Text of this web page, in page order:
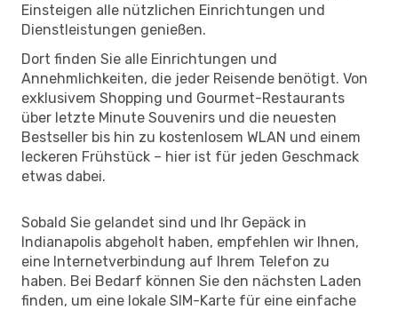
Einsteigen alle nützlichen Einrichtungen und
Dienstleistungen genießen.
Dort finden Sie alle Einrichtungen und
Annehmlichkeiten, die jeder Reisende benötigt. Von
exklusivem Shopping und Gourmet-Restaurants
über letzte Minute Souvenirs und die neuesten
Bestseller bis hin zu kostenlosem WLAN und einem
leckeren Frühstück – hier ist für jeden Geschmack
etwas dabei.
Sobald Sie gelandet sind und Ihr Gepäck in
Indianapolis abgeholt haben, empfehlen wir Ihnen,
eine Internetverbindung auf Ihrem Telefon zu
haben. Bei Bedarf können Sie den nächsten Laden
finden, um eine lokale SIM-Karte für eine einfache